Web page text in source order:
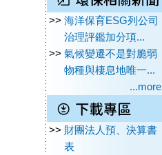
>> 海洋保育ESG列公司
治理評鑑加分項...
>> 氣候變遷不是對脆弱
物種與棲息地唯一...
...more
>> 財團法人預、決算書
表